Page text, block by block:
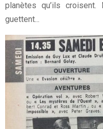
planètes qu’ils
guettent...